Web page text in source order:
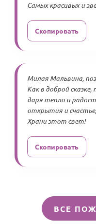
Самых красивых и
Скопировать
Милая Мальвина,
Как в доброй
даря тепло и
открытия и
Храни этот свет!
Скопировать
ВСЕ